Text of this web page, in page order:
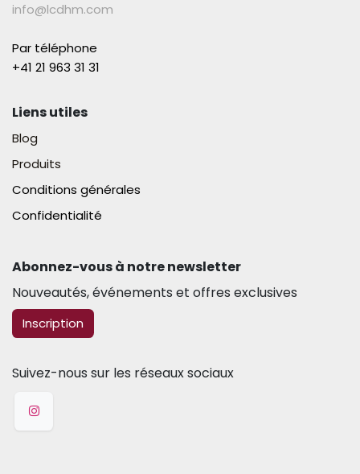
info@lcdhm.com
Par téléphone
+41 21 963 31 31​
Liens utiles
Blog
Produits
Conditions générales
Confidentialité
Abonnez-vous à notre newsletter​
Nouveautés, événements et offres exclusives
​​​​Inscription
Suivez-nous sur les réseaux sociaux